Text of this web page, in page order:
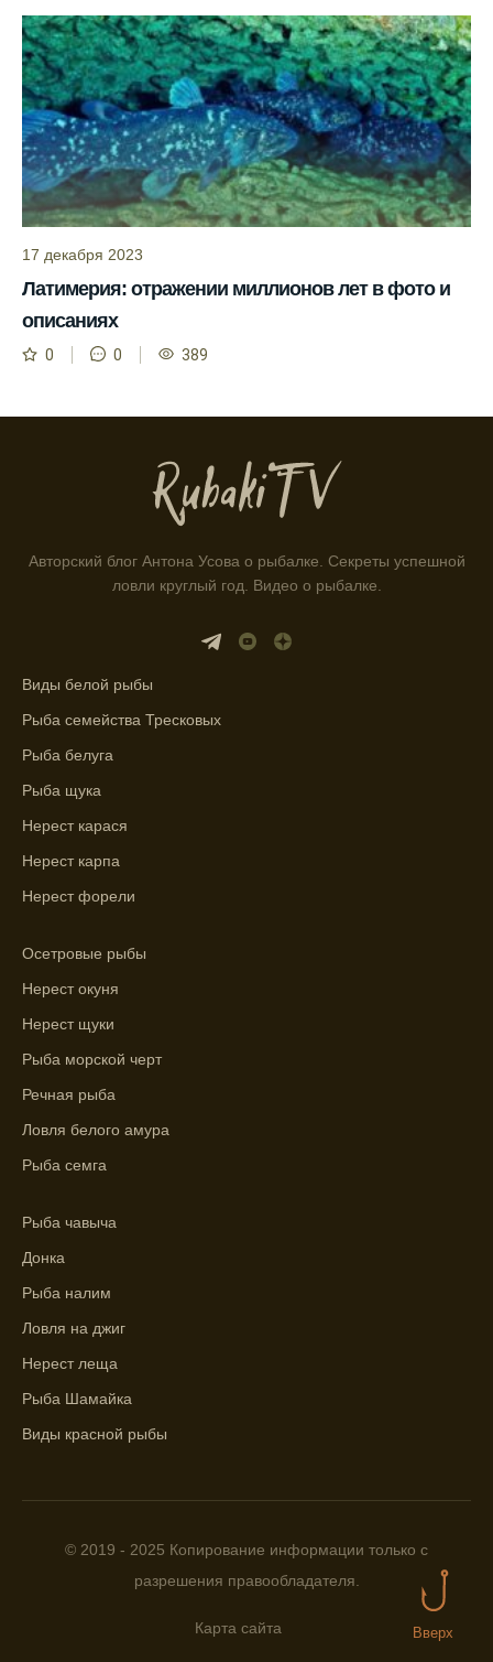
учетом прогноза клева.
Сезонная таблица активности рыбы
помогает планировать рыбалку в разные
месяцы.
Инструкция по подготовке к рыбалке
учитывает прогноз клева.
Благодаря фазам луны, я всегда могу
ловли.
Способ предсказать клев рыбы включает в
себя анализ фаз луны и погоды.
рыбы.
Информация о каждом типе рыбы в
приложении помогает выбрать наилучшие
места для рыбалки.
Прогноз клева учитывает влияние лунных
фаз и погодных условий на активность
Узнайте вероятности успешной ловли на
ближайшие дни с прогнозом клева.
График клева рыбы зависит от фаз луны и
Выберите лучшее время для рыбной
прогноз клева.
температуры воды учитывается в прогнозе
максимального атмосферного давления,
как указывает прогноз клева.
Прогноз клева на сутки вперед дает ясное
представление о том, когда и где клюет
Учитывайте фазы луны при выборе места
лучшие условия для успешной рыбалки.
прогнозы клева на разные дни года.
Приложение для рыболовов
фазах луны и их влиянии на активность
условия и фазы луны для более точных
17 декабря 2023
Латимерия: отражении миллионов лет в фото и
описаниях
0 0 389
Авторский блог Антона Усова о рыбалке. Секреты успешной
ловли круглый год. Видео о рыбалке.
Виды белой рыбы
Рыба семейства Тресковых
Рыба белуга
Рыба щука
Нерест карася
Нерест карпа
Нерест форели
Осетровые рыбы
Нерест окуня
Нерест щуки
Рыба морской черт
Речная рыба
Ловля белого амура
Рыба семга
Рыба чавыча
Донка
Рыба налим
Ловля на джиг
Нерест леща
Рыба Шамайка
Виды красной рыбы
© 2019 - 2025 Копирование информации только с
разрешения правообладателя.
Карта сайта Вверх